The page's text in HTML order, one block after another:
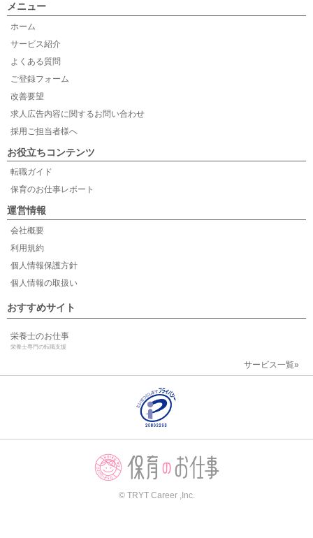
メニュー
ホーム
サービス紹介
よくある質問
ご登録フォーム
改善要望
求人広告内容に関するお問い合わせ
採用ご担当者様へ
お役立ちコンテンツ
転職ガイド
保育のお仕事レポート
運営情報
会社概要
利用規約
個人情報保護方針
個人情報の取扱い
おすすめサイト
栄養士のお仕事
栄養士専門の転職支援
サービス一覧»
© TRYT Career ,Inc.